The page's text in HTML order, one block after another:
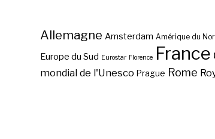
Allemagne Amsterdam Amérique du
Europe du Sud Eurostar Florence France
mondial de l'Unesco Prague Rome